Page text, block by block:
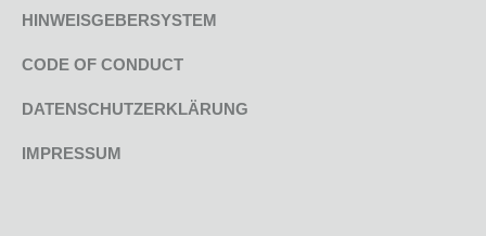
HINWEISGEBERSYSTEM
CODE OF CONDUCT
DATENSCHUTZERKLÄRUNG
IMPRESSUM